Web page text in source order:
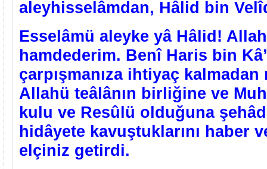
aleyhisselâmdan, Hâlid bin
Esselâmü aleyke yâ Hâlid!
hamdederim. Benî Haris bin
çarpışmanıza ihtiyaç
Allahü teâlânın birliğine ve
kulu ve Resûlü olduğuna
hidâyete kavuştuklarını haber
elçiniz getirdi.